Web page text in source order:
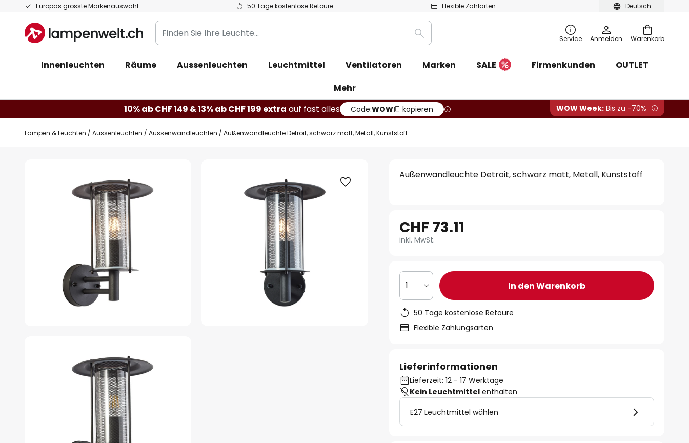
Deutsch
Europas grösste Markenauswahl 50 Tage kostenlose Retoure Flexible Zahlarten
Zum
springen
Warenkorb
Finden
Sie
Leuchte...
Suche Service Anmelden
Innenleuchten Räume Aussenleuchten Leuchtmittel Ventilatoren Marken SALE Firmenkunden
OUTLET
Mehr
10% ab CHF 149 & 13% ab CHF 199 extra auf fast alles Code:WOW kopieren WOW Week: Bis zu -70%
Lampen & Leuchten Aussenleuchten Aussenwandleuchten Außenwandleuchte Detroit, schwarz matt, Metall, Kunststoff
Außenwandleuchte Detroit, schwarz matt, Metall, Kunststoff
CHF 73.11
inkl. MwSt.
1 In den Warenkorb
50 Tage kostenlose Retoure
Flexible Zahlungsarten
Lieferinformationen
Lieferzeit: 12 - 17 Werktage
Kein Leuchtmittel enthalten
E27 Leuchtmittel wählen